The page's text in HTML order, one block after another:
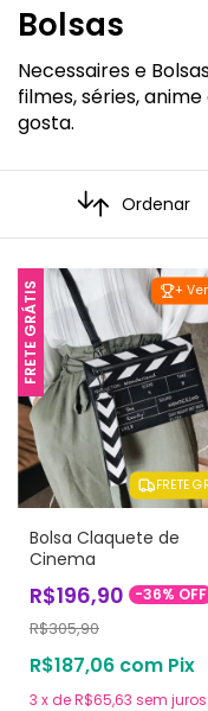
Bolsas
Necessaires e
filmes, séries,
gosta.
Ordenar
+
FRETE
FRETE GRÁTIS
Bolsa Claquete de
Cinema
R$196,90 -36% OFF
R$305,90
R$187,06 com Pix
3 xdeR$65,63 sem juros